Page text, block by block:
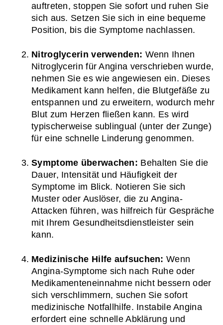
auftreten, stoppen Sie sofort und ruhen Sie
sich aus. Setzen Sie sich in eine bequeme
Position, bis die Symptome nachlassen.
Nitroglycerin verwenden: Wenn Ihnen
Nitroglycerin für Angina verschrieben wurde,
nehmen Sie es wie angewiesen ein. Dieses
Medikament kann helfen, die Blutgefäße zu
entspannen und zu erweitern, wodurch mehr
Blut zum Herzen fließen kann. Es wird
typischerweise sublingual (unter der Zunge)
für eine schnelle Linderung genommen.
Symptome überwachen: Behalten Sie die
Dauer, Intensität und Häufigkeit der
Symptome im Blick. Notieren Sie sich
Muster oder Auslöser, die zu Angina-
Attacken führen, was hilfreich für Gespräche
mit Ihrem Gesundheitsdienstleister sein
kann.
Medizinische Hilfe aufsuchen: Wenn
Angina-Symptome sich nach Ruhe oder
Medikamenteneinnahme nicht bessern oder
sich verschlimmern, suchen Sie sofort
medizinische Notfallhilfe. Instabile Angina
erfordert eine schnelle Abklärung und